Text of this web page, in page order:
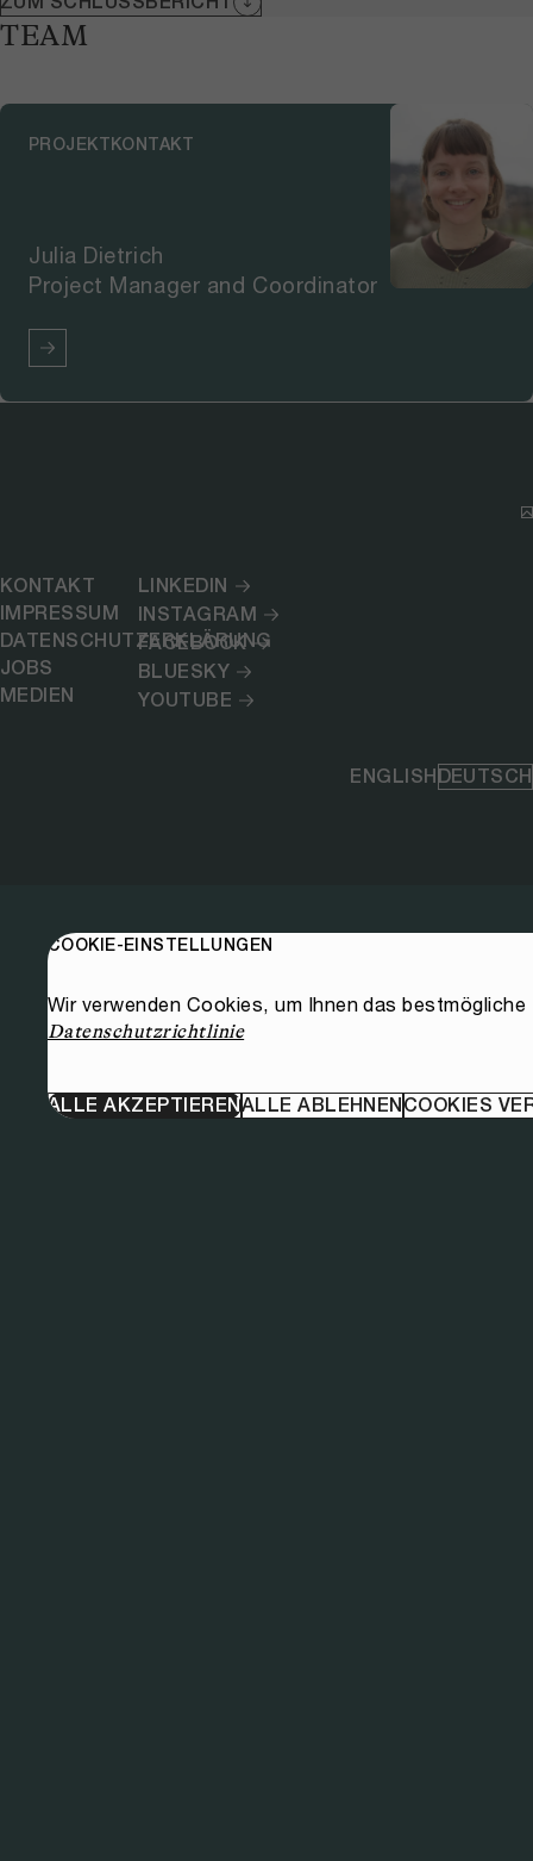
TEAM
PROJEKTKONTAKT
Julia Dietrich
Project Manager and Coordinator
KONTAKT
IMPRESSUM
DATENSCHUTZERKLÄRUNG
JOBS
MEDIEN
LINKEDIN
INSTAGRAM
FACEBOOK
BLUESKY
YOUTUBE
ENGLISHDEUTSCH
COOKIE-EINSTELLUNGEN
Wir verwenden Cookies, um Ihnen das
Datenschutzrichtlinie
ALLE AKZEPTIERENALLE ABLEHNENCOOKIES